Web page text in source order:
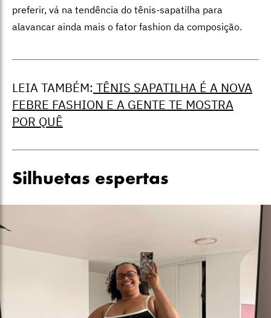
preferir, vá na tendência do tênis-sapatilha para
alavancar ainda mais o fator fashion da composição.
LEIA TAMBÉM: TÊNIS SAPATILHA É A NOVA
FEBRE FASHION E A GENTE TE MOSTRA
POR QUÊ
Silhuetas espertas